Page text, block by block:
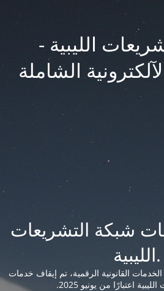
الليبية -
الشاملة
شبكة التشريعات
الليبية.
القانونية الرقمية، تم إيقاف خدمات
اعتبارًا من يونيو 2025.